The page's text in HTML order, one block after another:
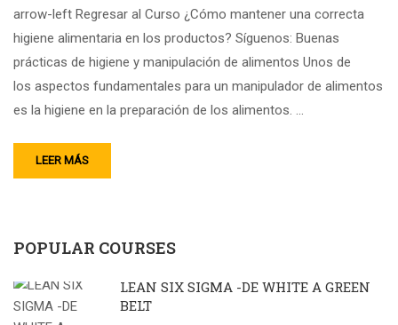
arrow-left Regresar al Curso ¿Cómo mantener una correcta
higiene alimentaria en los productos? Síguenos: Buenas
prácticas de higiene y manipulación de alimentos Unos de
los aspectos fundamentales para un manipulador de alimentos
es la higiene en la preparación de los alimentos. …
LEER MÁS
POPULAR COURSES
LEAN SIX SIGMA -DE WHITE A GREEN
BELT